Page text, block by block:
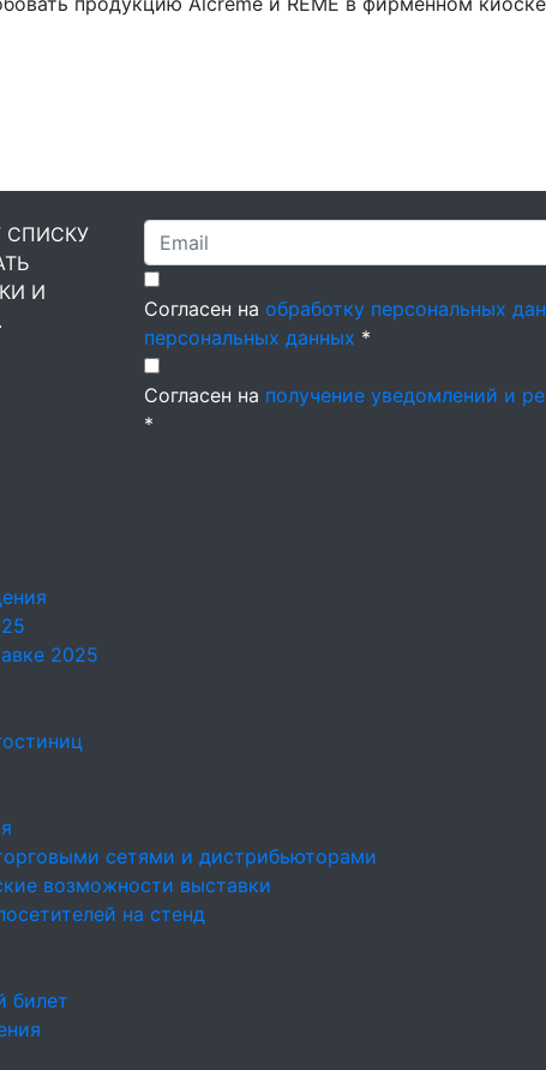
СПИСКУ
И
Согласен на обработку персональных
персональных данных *
Согласен на получение уведомлений и
*
2025
сетями и дистрибьюторами
возможности выставки
на стенд
билет